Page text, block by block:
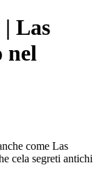
Las
nel
come Las
cela segreti antichi